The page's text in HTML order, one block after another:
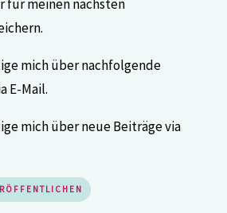
für meinen nächsten
mich über nachfolgende
E-Mail.
mich über neue Beiträge via